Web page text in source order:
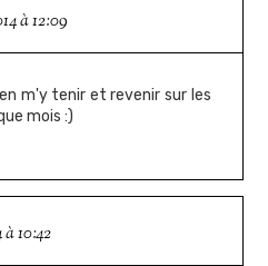
à 12:09
m'y tenir et revenir sur les
mois :)
à 10:42